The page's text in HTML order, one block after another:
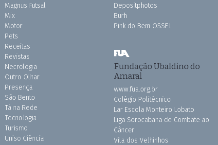
Magnus Futsal
Mix
Motor
Pets
Receitas
Revistas
Necrologia
Outro Olhar
Presença
São Bento
Tá na Rede
Tecnologia
Turismo
Uniso Ciência
Depositphotos
Burh
Pink do Bem OSSEL
Fundação Ubaldino do
Amaral
www.fua.org.br
Colégio Politécnico
Lar Escola Monteiro Lobato
Liga Sorocabana de Combate ao
Câncer
Vila dos Velhinhos